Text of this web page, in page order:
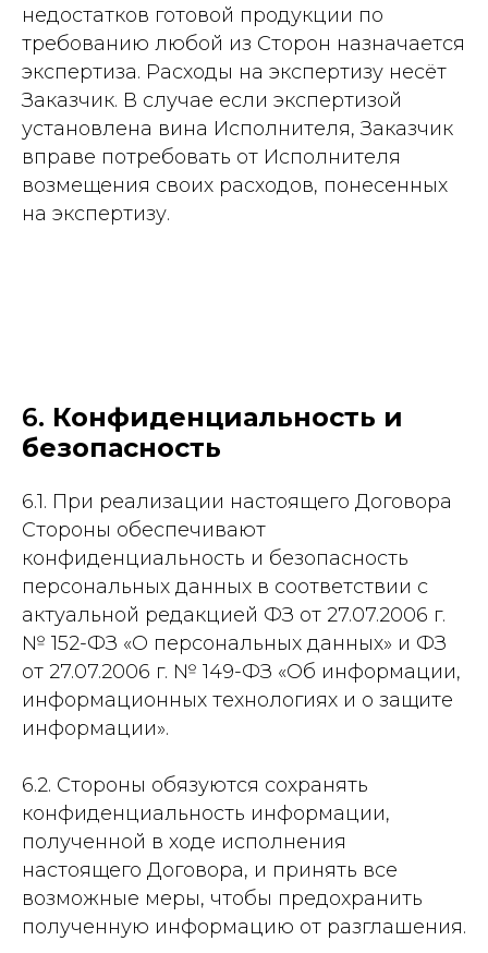
недостатков готовой продукции по
требованию любой из Сторон назначается
экспертиза. Расходы на экспертизу несёт
Заказчик. В случае если экспертизой
установлена вина Исполнителя, Заказчик
вправе потребовать от Исполнителя
возмещения своих расходов, понесенных
на экспертизу.
6. Конфиденциальность и
безопасность
6.1. При реализации настоящего Договора
Стороны обеспечивают
конфиденциальность и безопасность
персональных данных в соответствии с
актуальной редакцией ФЗ от 27.07.2006 г.
№ 152-ФЗ «О персональных данных» и ФЗ
от 27.07.2006 г. № 149-ФЗ «Об информации,
информационных технологиях и о защите
информации».
6.2. Стороны обязуются сохранять
конфиденциальность информации,
полученной в ходе исполнения
настоящего Договора, и принять все
возможные меры, чтобы предохранить
полученную информацию от разглашения.